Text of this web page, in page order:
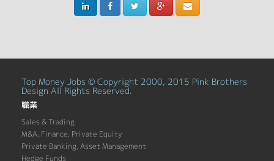
Top Money Jobs © Copyright 2000, 2015 Pink Brothers
Design All Rights Reserved.
職業
Sales & Trading
M&A, Finance, Private Equity
Private Banking, Asset Management
Hedge Funds